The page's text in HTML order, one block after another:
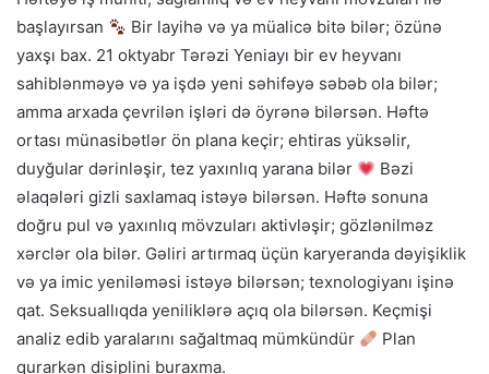
başlayırsan
Bir layihə və ya müalicə bitə bilər; özünə
yaxşı bax. 21 oktyabr Tərəzi Yeniayı bir ev heyvanı
sahiblənməyə və ya işdə yeni səhifəyə səbəb ola bilər;
amma arxada çevrilən işləri də öyrənə bilərsən. Həftə
ortası münasibətlər ön plana keçir; ehtiras yüksəlir,
duyğular dərinləşir, tez yaxınlıq yarana bilər
Bəzi
əlaqələri gizli saxlamaq istəyə bilərsən. Həftə sonuna
doğru pul və yaxınlıq mövzuları aktivləşir; gözlənilməz
xərclər ola bilər. Gəliri artırmaq üçün karyeranda dəyişiklik
və ya imic yeniləməsi istəyə bilərsən; texnologiyanı işinə
qat. Seksuallıqda yeniliklərə açıq ola bilərsən. Keçmişi
analiz edib yaralarını sağaltmaq mümkündür
Plan
qurarkən disiplini buraxma.